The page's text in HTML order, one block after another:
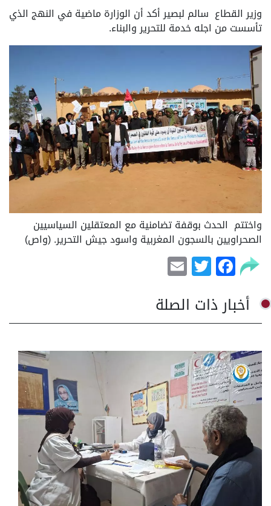
وزير القطاع سالم لبصير أكد أن الوزارة ماضية في النهج الذي
تأسست من اجله خدمة للتحرير والبناء.
واختتم الحدث بوقفة تضامنية مع المعتقلين السياسيين
الصحراويين بالسجون المغربية واسود جيش التحرير. (واص)
Facebook
Twitter
أخبار ذات الصلة